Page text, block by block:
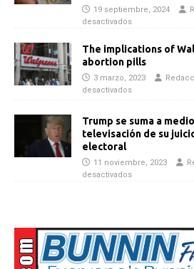
19 septiembre, 2024
desactivados
The implications of
abortion pills
3 marzo, 2023
desactivados
Trump se suma a
televisación de su
electoral
11 noviembre, 2023
desactivados